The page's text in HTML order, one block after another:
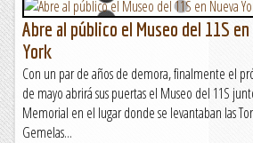
Abre al público el Museo del 11S en
York
Con un par de años de demora, finalmente el
de mayo abrirá sus puertas el Museo del 11S
Memorial en el lugar donde se levantaban las
Gemelas...